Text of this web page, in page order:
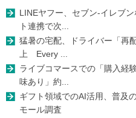
LINEヤフー、セブン-イレブ
ト連携で次...
猛暑の宅配、ドライバー「再
上 Every ...
ライブコマースでの「購入経
味あり」約...
ギフト領域でのAI活用、普及
モール調査